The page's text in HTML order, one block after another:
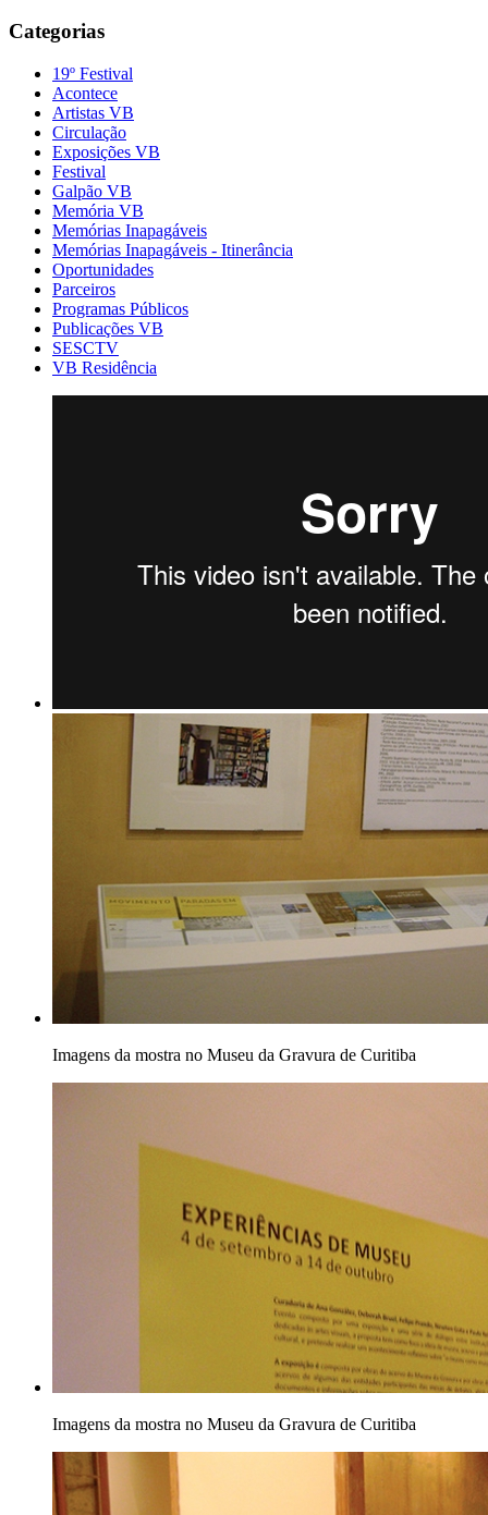
Categorias
19º Festival
Acontece
Artistas VB
Circulação
Exposições VB
Festival
Galpão VB
Memória VB
Memórias Inapagáveis
Memórias Inapagáveis - Itinerância
Oportunidades
Parceiros
Programas Públicos
Publicações VB
SESCTV
VB Residência
Imagens da mostra no Museu da Gravura de Curitiba
Imagens da mostra no Museu da Gravura de Curitiba